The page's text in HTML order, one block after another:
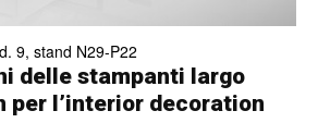
9, stand N29-P22
delle stampanti largo
per l’interior decoration